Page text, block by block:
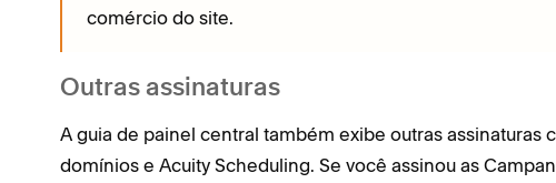
comércio do site.
Outras assinaturas
A guia de painel central também exibe outras assinaturas
domínios e Acuity Scheduling. Se você assinou as